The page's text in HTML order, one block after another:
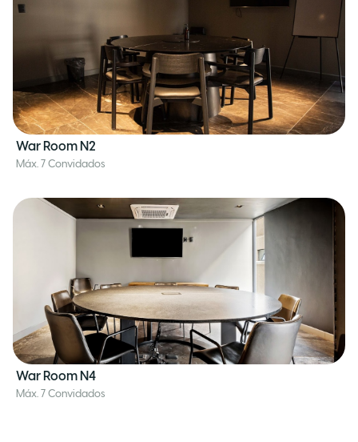
War Room N2
Máx. 7 Convidados
War Room N4
Máx. 7 Convidados